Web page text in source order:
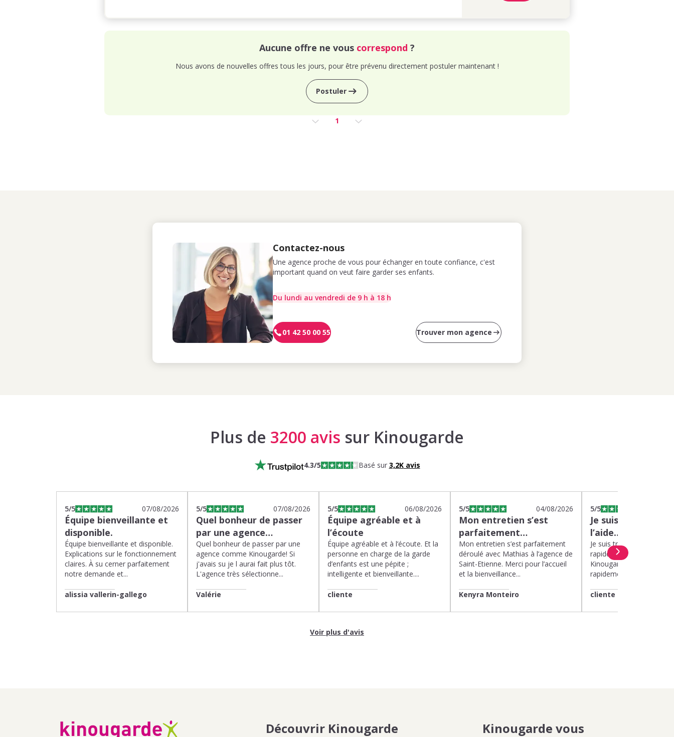
Aucune offre ne vous correspond ?
Nous avons de nouvelles offres tous les jours, pour être prévenu directement postuler maintenant !
Postuler
1
Contactez-nous
Une agence proche de vous pour échanger en toute confiance, c'est
important quand on veut faire garder ses enfants.
Du lundi au vendredi de 9 h à 18 h
01 42 50 00 55 Trouver mon agence
Plus de 3200 avis sur Kinougarde
4.3/5 Basé sur 3,2Kavis
5/5 07/08/2026
Équipe bienveillante et
disponible.
Équipe bienveillante et disponible.
Explications sur le fonctionnement
claires. À su cerner parfaitement
notre demande et...
alissia vallerin-gallego
5/5 07/08/2026
Quel bonheur de passer
par une agence…
Quel bonheur de passer par une
agence comme Kinougarde! Si
j'avais su je l aurai fait plus tôt.
L'agence très sélectionne...
Valérie
5/5 06/08/2026
Équipe agréable et à
l’écoute
Équipe agréable et à l’écoute. Et la
personne en charge de la garde
d’enfants est une pépite ;
intelligente et bienveillante....
cliente
5/5 04/08/2026
Mon entretien s’est
parfaitement…
Mon entretien s’est parfaitement
déroulé avec Mathias à l’agence de
Saint-Etienne. Merci pour l’accueil
et la bienveillance...
Kenyra Monteiro
5/5
Je suis très
l’aide…
Je suis très satisfaite de
rapide et efficace
Kinougarde. On m’a
rapidement et une
cliente
Voir plus d'avis
Découvrir Kinougarde
Kinougarde vous